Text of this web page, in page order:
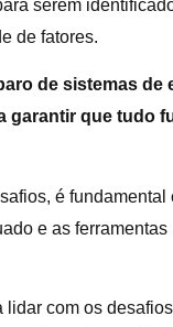
serem
de fatores.
de sistemas
garantir que tudo
é
e as
com os